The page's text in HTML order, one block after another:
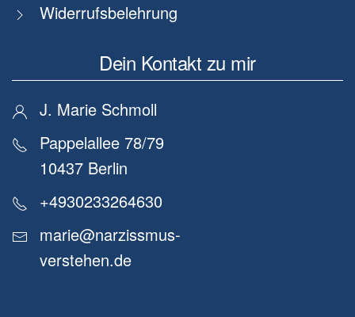
Widerrufsbelehrung
Dein Kontakt zu mir
J. Marie Schmoll
Pappelallee 78/79
10437 Berlin
+4930233264630
marie@narzissmus-
verstehen.de